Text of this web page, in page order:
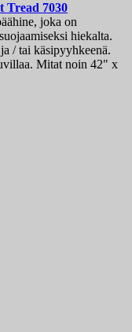
Tread 7030
joka on
hiekalta.
/ tai käsipyyhkeenä.
Mitat noin 42" x